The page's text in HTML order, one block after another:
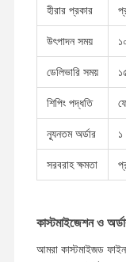
১৮ কিলোমিটার
১৪ কে ডায়মন্ড ব্রেসলেট
১৪ ক্যারেট সোনার রিং
১৪ কিলোগ্রাম সোনার
হীরার প্রকার
উৎপাদন সময়
ডেলিভারি সময়
শিপিং পদ্ধতি
ন্যূনতম অর্ডার ১
সরবরাহ ক্ষমতা
কাস্টমাইজেশন ও
আমরা কাস্টমাইজড